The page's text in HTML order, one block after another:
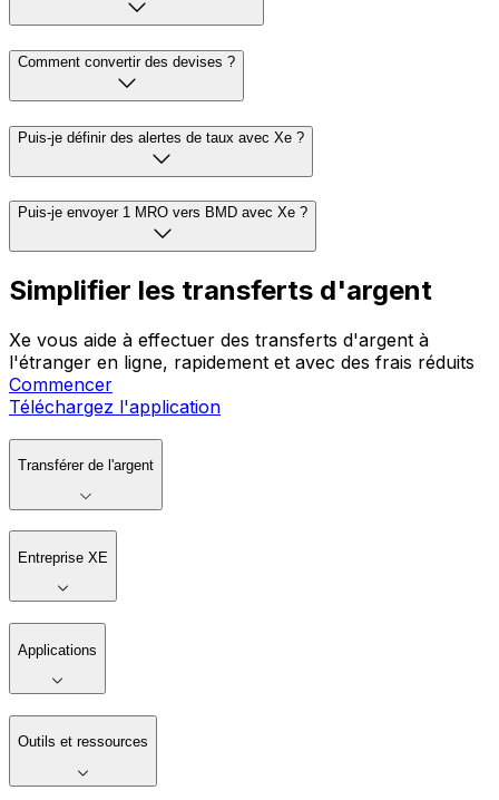
Comment convertir des devises ?
Puis-je définir des alertes de taux avec Xe ?
Puis-je envoyer 1 MRO vers BMD avec Xe ?
Simplifier les transferts d'argent
Xe vous aide à effectuer des transferts d'argent à
l'étranger en ligne, rapidement et avec des frais réduits
Commencer
Téléchargez l'application
Transférer de l'argent
Entreprise XE
Applications
Outils et ressources